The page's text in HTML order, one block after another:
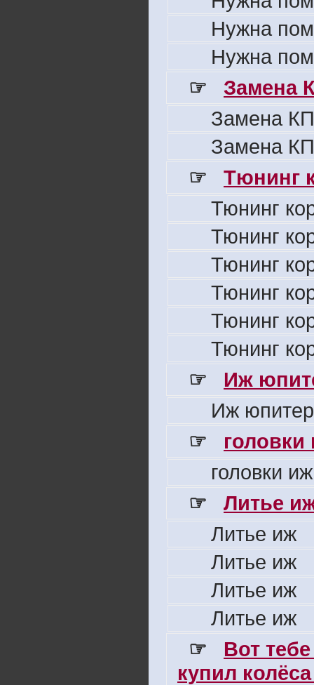
Нужна
Нужна
☞
Замена
Замена
Замена
☞
Тюнинг
Тюнинг
Тюнинг
Тюнинг
Тюнинг
Тюнинг
Тюнинг
☞
Иж
Иж
☞
головки
☞
Литье
Литье иж
Литье иж
Литье иж
Литье иж
☞
Вот
купил